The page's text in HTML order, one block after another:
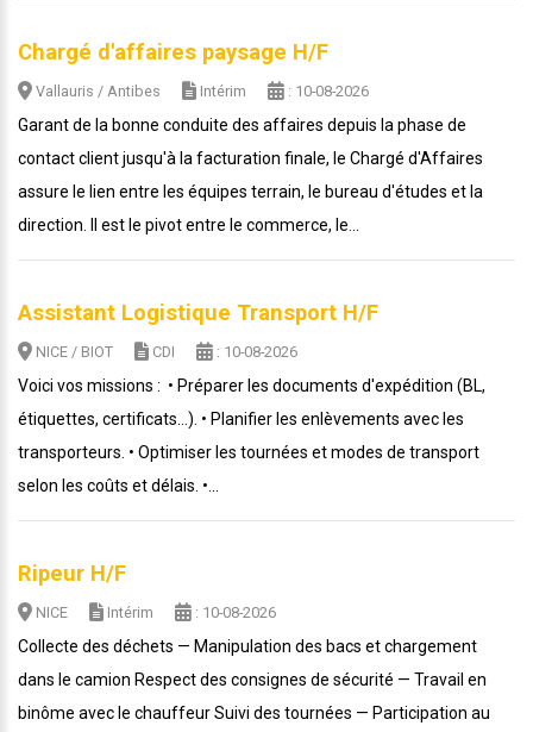
Chargé d'affaires paysage H/F
Vallauris / Antibes Intérim : 10-08-2026
Garant de la bonne conduite des affaires depuis la phase de
contact client jusqu'à la facturation finale, le Chargé d'Affaires
assure le lien entre les équipes terrain, le bureau d'études et la
direction. Il est le pivot entre le commerce, le...
Assistant Logistique Transport H/F
NICE / BIOT CDI : 10-08-2026
Voici vos missions : • Préparer les documents d'expédition (BL,
étiquettes, certificats…). • Planifier les enlèvements avec les
transporteurs. • Optimiser les tournées et modes de transport
selon les coûts et délais. •...
Ripeur H/F
NICE Intérim : 10-08-2026
Collecte des déchets — Manipulation des bacs et chargement
dans le camion Respect des consignes de sécurité — Travail en
binôme avec le chauffeur Suivi des tournées — Participation au